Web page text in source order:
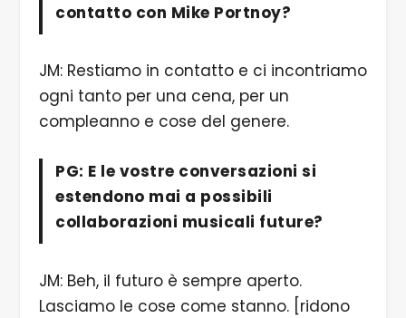
contatto con Mike Portnoy?
JM: Restiamo in contatto e ci incontriamo
ogni tanto per una cena, per un
compleanno e cose del genere.
PG: E le vostre conversazioni si
estendono mai a possibili
collaborazioni musicali future?
JM: Beh, il futuro è sempre aperto.
Lasciamo le cose come stanno. [ridono